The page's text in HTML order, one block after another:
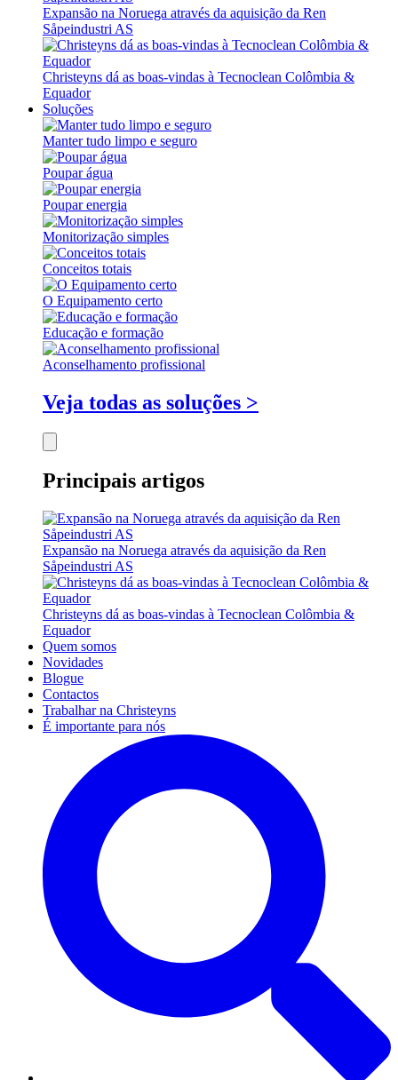
Expansão na Noruega através da aquisição da Ren
Såpeindustri AS
Christeyns dá as boas-vindas à Tecnoclean Colômbia &
Equador
Soluções
Manter tudo limpo e seguro
Poupar água
Poupar energia
Monitorização simples
Conceitos totais
O Equipamento certo
Educação e formação
Aconselhamento profissional
Veja todas as soluções >
Principais artigos
Expansão na Noruega através da aquisição da Ren
Såpeindustri AS
Christeyns dá as boas-vindas à Tecnoclean Colômbia &
Equador
Quem somos
Novidades
Blogue
Contactos
Trabalhar na Christeyns
É importante para nós